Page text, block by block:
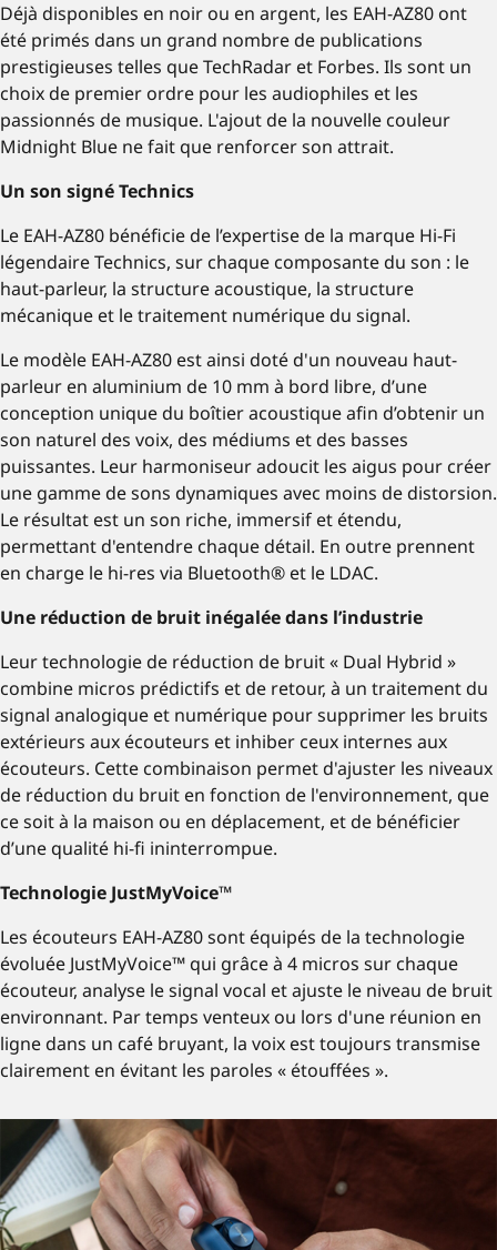
Déjà disponibles en noir ou en argent, les EAH-AZ80 ont
été primés dans un grand nombre de publications
prestigieuses telles que TechRadar et Forbes. Ils sont un
choix de premier ordre pour les audiophiles et les
passionnés de musique. L'ajout de la nouvelle couleur
Midnight Blue ne fait que renforcer son attrait.
Un son signé Technics
Le EAH-AZ80 bénéficie de l’expertise de la marque Hi-Fi
légendaire Technics, sur chaque composante du son : le
haut-parleur, la structure acoustique, la structure
mécanique et le traitement numérique du signal.
Le modèle EAH-AZ80 est ainsi doté d'un nouveau haut-
parleur en aluminium de 10 mm à bord libre, d’une
conception unique du boîtier acoustique afin d’obtenir un
son naturel des voix, des médiums et des basses
puissantes. Leur harmoniseur adoucit les aigus pour créer
une gamme de sons dynamiques avec moins de distorsion.
Le résultat est un son riche, immersif et étendu,
permettant d'entendre chaque détail. En outre prennent
en charge le hi-res via Bluetooth® et le LDAC.
Une réduction de bruit inégalée dans l’industrie
Leur technologie de réduction de bruit « Dual Hybrid »
combine micros prédictifs et de retour, à un traitement du
signal analogique et numérique pour supprimer les bruits
extérieurs aux écouteurs et inhiber ceux internes aux
écouteurs. Cette combinaison permet d'ajuster les niveaux
de réduction du bruit en fonction de l'environnement, que
ce soit à la maison ou en déplacement, et de bénéficier
d’une qualité hi-fi ininterrompue.
Technologie JustMyVoice™
Les écouteurs EAH-AZ80 sont équipés de la technologie
évoluée JustMyVoice™ qui grâce à 4 micros sur chaque
écouteur, analyse le signal vocal et ajuste le niveau de bruit
environnant. Par temps venteux ou lors d'une réunion en
ligne dans un café bruyant, la voix est toujours transmise
clairement en évitant les paroles « étouffées ».